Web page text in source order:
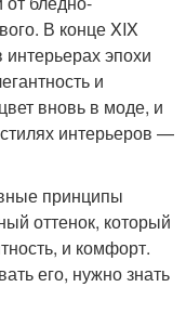
В конце XIX
эпохи
и
вновь в моде, и
интерьеров —
принципы
оттенок, который
и комфорт.
его, нужно знать